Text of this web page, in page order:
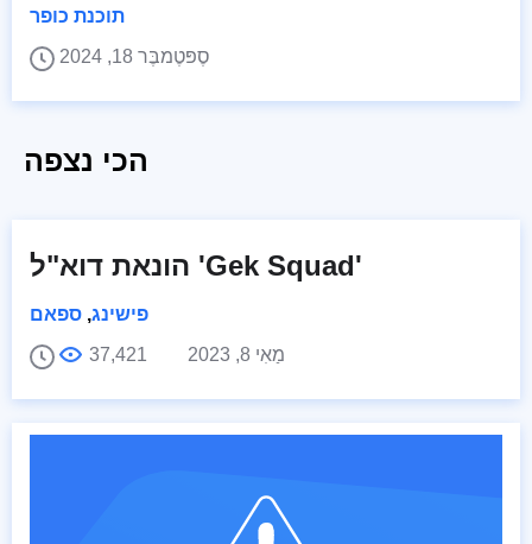
תוכנת כופר
סֶפּטֶמבֶּר 18, 2024
הכי נצפה
הונאת דוא"ל 'Gek Squad'
פישינג, ספאם
מַאִי 8, 2023
37,421